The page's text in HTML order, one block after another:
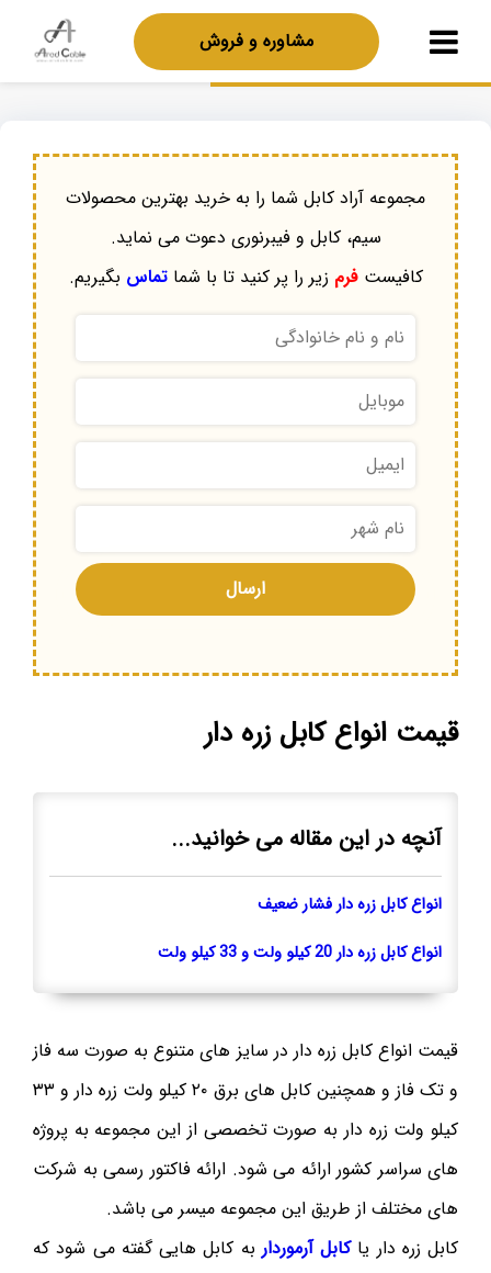
مشاوره و فروش
مجموعه آراد کابل شما را به خرید بهترین محصولات
سیم، کابل و فیبرنوری دعوت می نماید.
کافیستفرم زیر را پر کنید تا با شماتماس بگیریم.
قیمت انواع کابل زره دار
آنچه در این مقاله می خوانید...
انواع کابل زره دار فشار ضعیف
انواع کابل زره دار 20 کیلو ولت و 33 کیلو ولت
قیمت انواع کابل زره دار در سایز های متنوع به صورت سه فاز
و تک فاز و همچنین کابل های برق ۲۰ کیلو ولت زره دار و ۳۳
کیلو ولت زره دار به صورت تخصصی از این مجموعه به پروژه
های سراسر کشور ارائه می شود. ارائه فاکتور رسمی به شرکت
های مختلف از طریق این مجموعه میسر می باشد.
کابل زره دار یاکابل آرمورداربه کابل هایی گفته می شود که